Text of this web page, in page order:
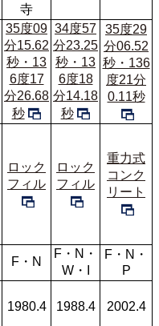
寺
35度09
分15.62
秒・13
6度17
分26.68
秒
34度57
分23.25
秒・13
6度18
分14.18
秒
35度29
分06.52
秒・136
度21分
0.11秒
ロック
フィル
ロック
フィル
重力式
コンク
リート
F・N
F・N・
W・I
F・N・
P
1980.4 1988.4 2002.4